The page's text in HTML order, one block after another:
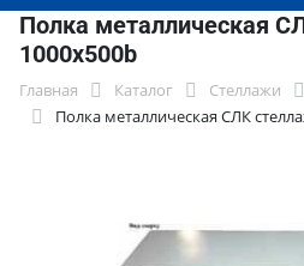
Полка металлическая
1000x500b
Главная Каталог Стеллажи
Полка металлическая СЛК